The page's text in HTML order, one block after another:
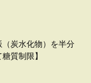
炭水化物）を半分
質制限】